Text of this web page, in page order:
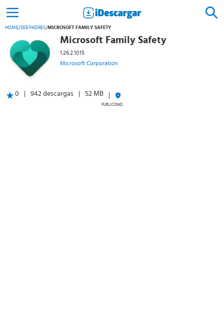
HOME/SER PADRES/MICROSOFT FAMILY SAFETY
Microsoft Family Safety
1.26.2.1015
Microsoft Corporation
0 942 descargas 52 MB
PUBLICIDAD